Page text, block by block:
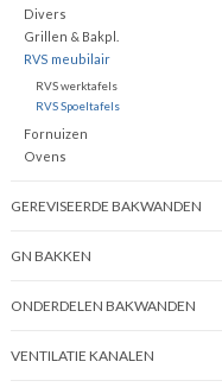
Divers
Grillen & Bakpl.
RVS meubilair
RVS werktafels
RVS Spoeltafels
Fornuizen
Ovens
GEREVISEERDE BAKWANDEN
GN BAKKEN
ONDERDELEN BAKWANDEN
VENTILATIE KANALEN